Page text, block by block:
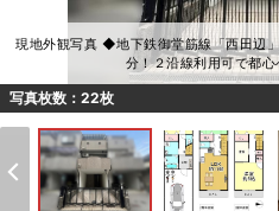
現地外観写真 ◆地下鉄御堂筋線「西田辺
分！２沿線利用可で都
写真枚数：22枚